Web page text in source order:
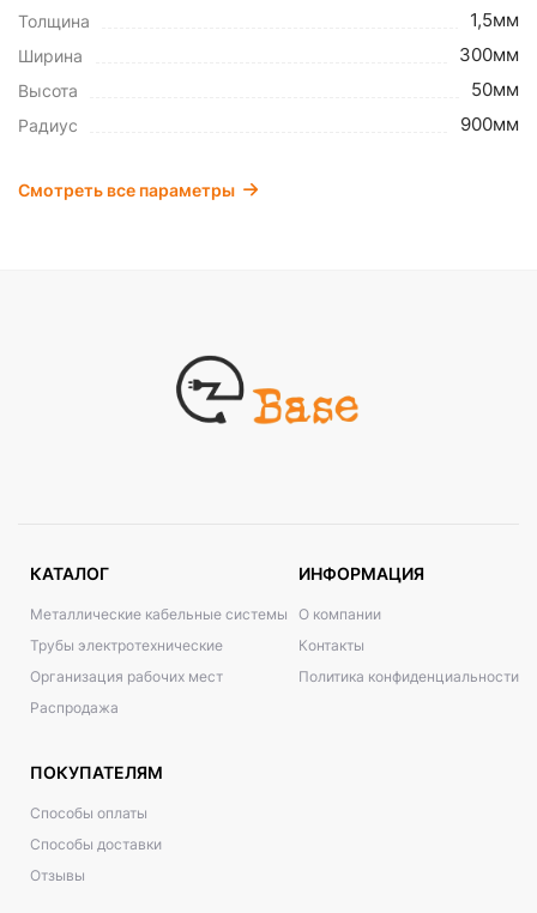
Толщина 1,5мм
Ширина 300мм
Высота 50мм
Радиус 900мм
Смотреть все параметры
КАТАЛОГ
Металлические кабельные системы
Трубы электротехнические
Организация рабочих мест
Распродажа
ИНФОРМАЦИЯ
О компании
Контакты
Политика конфиденциальности
ПОКУПАТЕЛЯМ
Способы оплаты
Способы доставки
Отзывы